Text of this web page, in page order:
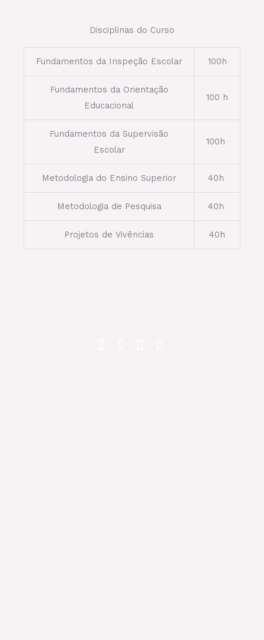
Disciplinas do Curso
Fundamentos da Inspeção Escolar 100h
Fundamentos da Orientação
Educacional
100 h
Fundamentos da Supervisão
Escolar
100h
Metodologia do Ensino Superior 40h
Metodologia de Pesquisa 40h
Projetos de Vivências 40h